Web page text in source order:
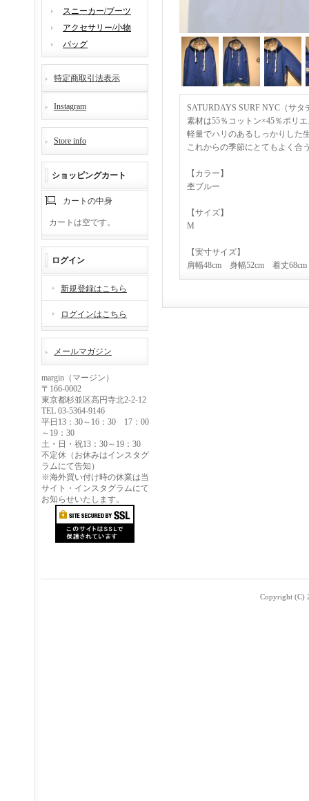
スニーカー/ブーツ
アクセサリー/小物
バッグ
特定商取引法表示
Instagram
Store info
ショッピングカート
カートの中身
カートは空です。
ログイン
新規登録はこちら
ログインはこちら
メールマガジン
margin（マージン）
〒166-0002
東京都杉並区高円寺北2-2-12
TEL 03-5364-9146
平日13：30～16：30 17：00
～19：30
土・日・祝13：30～19：30
不定休（お休みはインスタグ
ラムにて告知）
※海外買い付け時の休業は当
サイト・インスタグラムにて
お知らせいたします。
SATURDAYS SURF NYC（サ
素材は55％コットン×45％ポリ
軽量でハリのあるしっかりした
これからの季節にとてもよく合
【カラー】
杢ブルー
【サイズ】
M
【実寸サイズ】
肩幅48cm 身幅52cm 着丈
Copyright (C)